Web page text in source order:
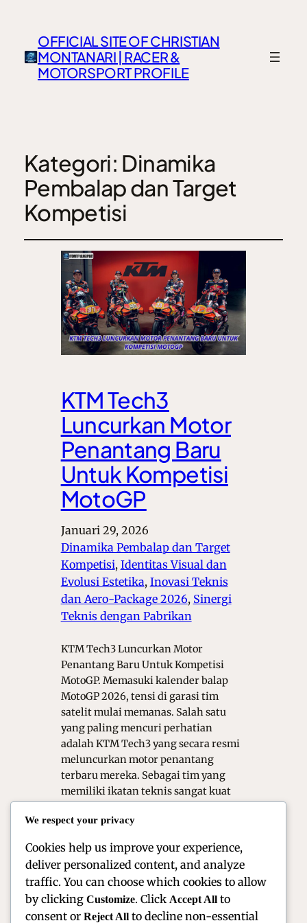
OFFICIAL SITE OF CHRISTIAN
MONTANARI | RACER &
MOTORSPORT PROFILE
Kategori: Dinamika
Pembalap dan Target
Kompetisi
KTM Tech3
Luncurkan Motor
Penantang Baru
Untuk Kompetisi
MotoGP
Januari 29, 2026
Dinamika Pembalap dan Target
Kompetisi, Identitas Visual dan
Evolusi Estetika, Inovasi Teknis
dan Aero-Package 2026, Sinergi
Teknis dengan Pabrikan
KTM Tech3 Luncurkan Motor
Penantang Baru Untuk Kompetisi
MotoGP. Memasuki kalender balap
MotoGP 2026, tensi di garasi tim
satelit mulai memanas. Salah satu
yang paling mencuri perhatian
adalah KTM Tech3 yang secara resmi
meluncurkan motor penantang
terbaru mereka. Sebagai tim yang
memiliki ikatan teknis sangat kuat
Mattighofen, Austria, peluncuran ini
We respect your privacy
Cookies help us improve your experience,
deliver personalized content, and analyze
traffic. You can choose which cookies to allow
by clicking Customize. Click Accept All to
consent or Reject All to decline non-essential